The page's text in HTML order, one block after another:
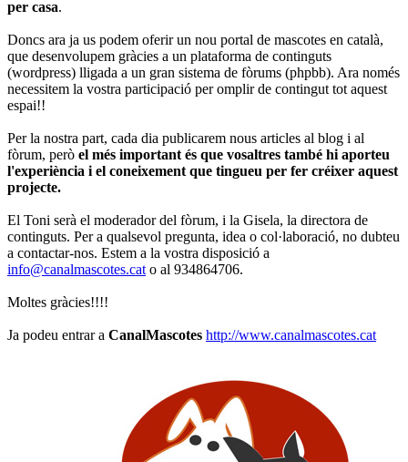
per casa.
Doncs ara ja us podem oferir un nou portal de mascotes en català,
que desenvolupem gràcies a un plataforma de continguts
(wordpress) lligada a un gran sistema de fòrums (phpbb). Ara només
necessitem la vostra participació per omplir de contingut tot aquest
espai!!
Per la nostra part, cada dia publicarem nous articles al blog i al
fòrum, però el més important és que vosaltres també hi aporteu
l'experiència i el coneixement que tingueu per fer créixer aquest
projecte.
El Toni serà el moderador del fòrum, i la Gisela, la directora de
continguts. Per a qualsevol pregunta, idea o col·laboració, no dubteu
a contactar-nos. Estem a la vostra disposició a
info@canalmascotes.cat o al 934864706.
Moltes gràcies!!!!
Ja podeu entrar a CanalMascotes http://www.canalmascotes.cat